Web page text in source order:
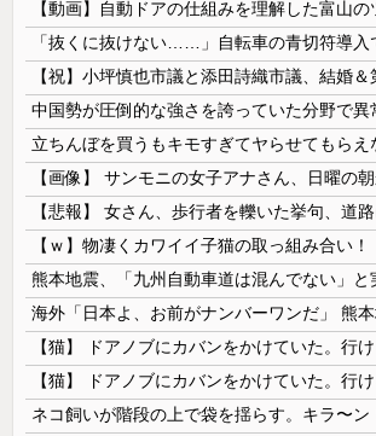
【動画】自動ドアの仕組みを理解した富山の
【ｗ】物凄くカワイイ子猫の取っ組み合い！